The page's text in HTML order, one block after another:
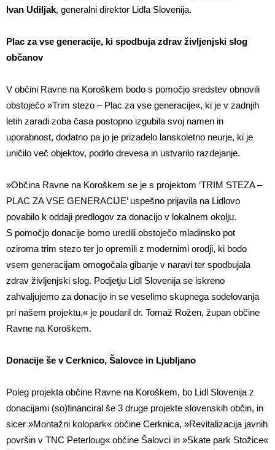
Ivan Udiljak, generalni direktor Lidla Slovenija.
Plac za vse generacije, ki spodbuja zdrav življenjski slog
občanov
V občini Ravne na Koroškem bodo s pomočjo sredstev obnovili
obstoječo »Trim stezo – Plac za vse generacije«, ki je v zadnjih
letih zaradi zoba časa postopno izgubila svoj namen in
uporabnost, dodatno pa jo je prizadelo lanskoletno neurje, ki je
uničilo več objektov, podrlo drevesa in ustvarilo razdejanje.
»Občina Ravne na Koroškem se je s projektom ‘TRIM STEZA –
PLAC ZA VSE GENERACIJE’ uspešno prijavila na Lidlovo
povabilo k oddaji predlogov za donacijo v lokalnem okolju.
S pomočjo donacije bomo uredili obstoječo mladinsko pot
oziroma trim stezo ter jo opremili z modernimi orodji, ki bodo
vsem generacijam omogočala gibanje v naravi ter spodbujala
zdrav življenjski slog. Podjetju Lidl Slovenija se iskreno
zahvaljujemo za donacijo in se veselimo skupnega sodelovanja
pri našem projektu,« je poudaril dr. Tomaž Rožen, župan občine
Ravne na Koroškem.
Donacije še v Cerknico, Šalovce in Ljubljano
Poleg projekta občine Ravne na Koroškem, bo Lidl Slovenija z
donacijami (so)financiral še 3 druge projekte slovenskih občin, in
sicer »Montažni kolopark« občine Cerknica, »Revitalizacija javnih
površin v TNC Peterloug« občine Šalovci in »Skate park Stožice«